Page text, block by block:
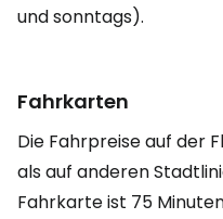
und sonntags).
Fahrkarten
Die Fahrpreise auf der
als auf anderen
Fahrkarte ist 75